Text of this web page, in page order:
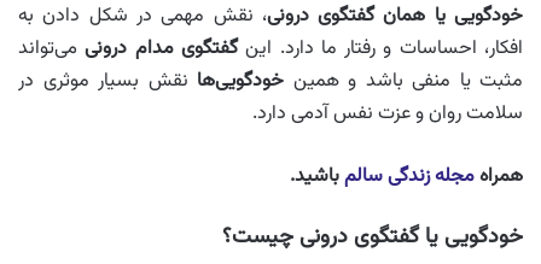
خودگویی یا همان گفتگوی درونی، نقش مهمی در شکل دادن به
افکار، احساسات و رفتار ما دارد. اینگفتگوی مدام درونیمی‌تواند
مثبت یا منفی باشد و همین خودگویی‌ها نقش بسیار موثری در
سلامت روان و عزت نفس آدمی دارد.
همراهمجله زندگی سالمباشید.
خودگویی یا گفتگوی درونی چیست؟